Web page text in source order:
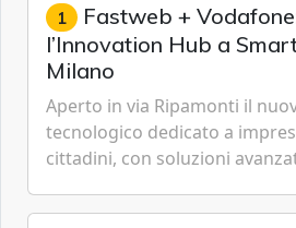
1 Fastweb +
l’Innovation Hub a
Milano
Aperto in via Ripamonti il
tecnologico dedicato a
cittadini, con soluzioni
Cybersecurity.